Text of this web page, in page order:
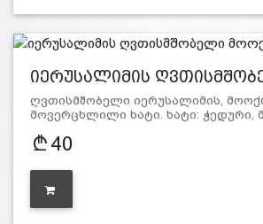
იერუსალიმის
ღვთისმშობელი იერუსალიმის,
მოვერცხლილი ხატი. ხატი:
40